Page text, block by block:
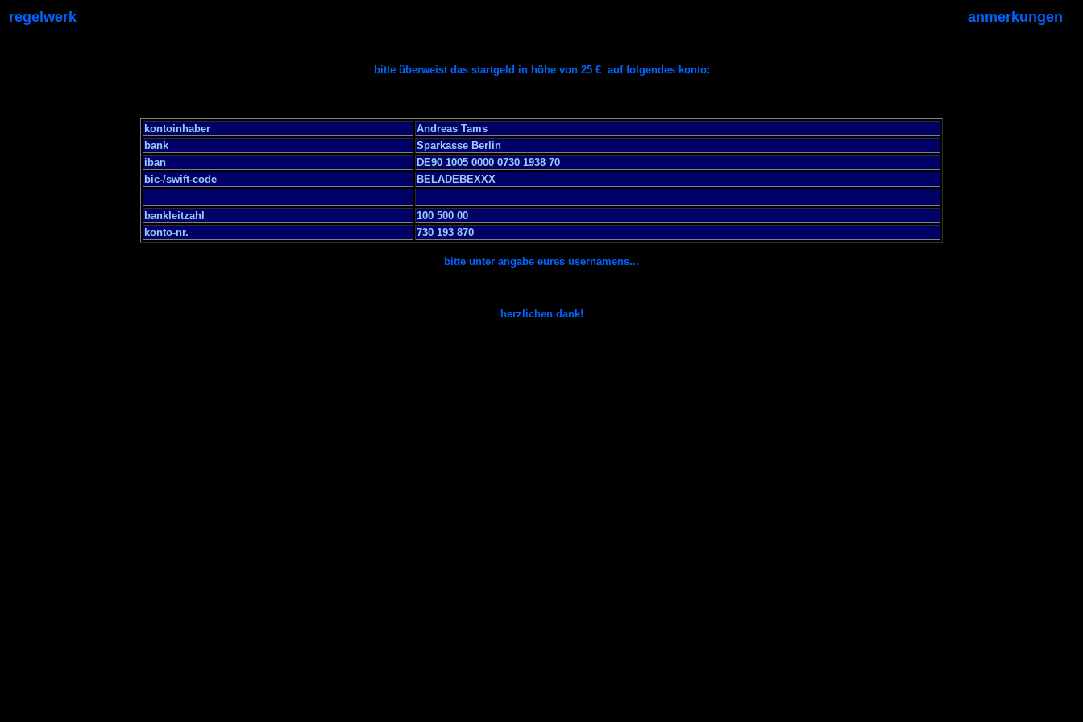
regelwerk anmerkungen
bitte überweist das startgeld in höhe von 25 €auf folgendes konto:
kontoinhaber
Andreas Tams
bank
Sparkasse Berlin
iban
DE90 1005 0000 0730 1938 70
bic-/swift-code
BELADEBEXXX
bankleitzahl
100 500 00
konto-nr.
730 193 870
bitte unter angabe eures usernamens...
herzlichen dank!